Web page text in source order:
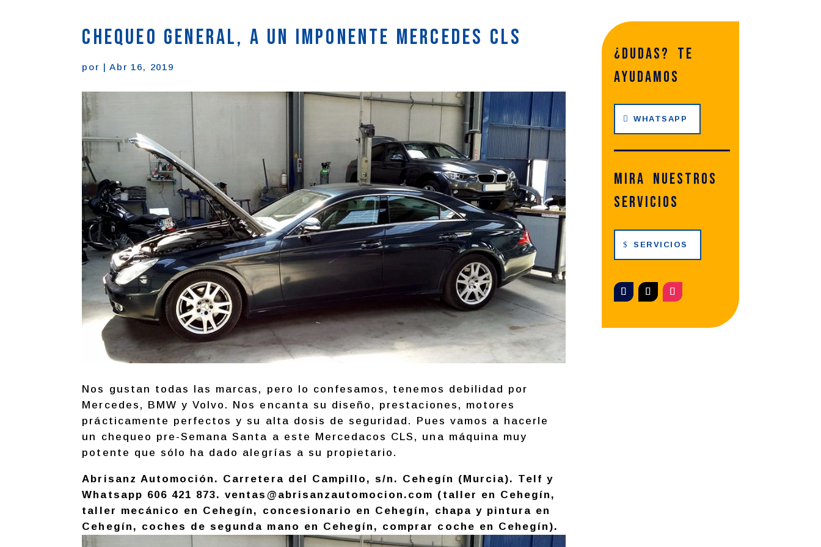
Chequeo general, a un imponente Mercedes CLS
por |Abr 16, 2019
Nos gustan todas las marcas, pero lo confesamos, tenemos debilidad por
Mercedes, BMW y Volvo. Nos encanta su diseño, prestaciones, motores
prácticamente perfectos y su alta dosis de seguridad. Pues vamos a hacerle
un chequeo pre-Semana Santa a este Mercedacos CLS, una máquina muy
potente que sólo ha dado alegrías a su propietario.
Abrisanz Automoción. Carretera del Campillo, s/n. Cehegín (Murcia). Telf y
Whatsapp 606 421 873. ventas@abrisanzautomocion.com (taller en Cehegín,
taller mecánico en Cehegín, concesionario en Cehegín, chapa y pintura en
Cehegín, coches de segunda mano en Cehegín, comprar coche en Cehegín).
¿dudas? te
ayudamos
WHATSAPP
Mira nuestros
servicios
SERVICIOS